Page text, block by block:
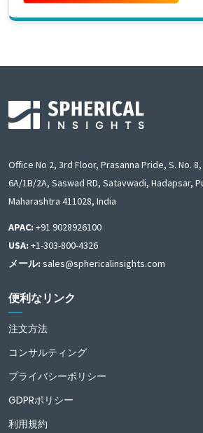
Office No 2, 3rd Floor, Prasanna Pride, S. No. 8,
6A/1B/2A, Saswad RD, Satavwadi, Hadapsar,
Maharashtra 411028, India
APAC: +91 9028926100
USA: +1-303-800-4326
メール: sales@sphericalinsights.com
便利なリンク
注文方法
コンサルティング
プライバシーポリシー
GDPRポリシー
利用規約